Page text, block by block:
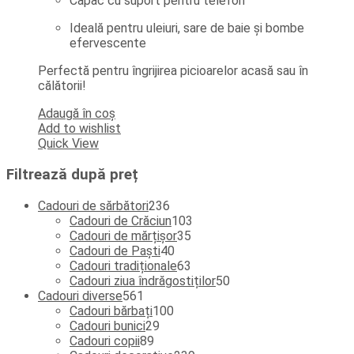
Ideală pentru uleiuri, sare de baie și bombe
efervescente
Perfectă pentru îngrijirea picioarelor acasă sau în
călătorii!
Adaugă în coș
Add to wishlist
Quick View
Filtrează după preț
Cadouri de sărbători236
de
produse
Cadouri de Crăciun103
Cadouri de mărțișor35
Cadouri de Paști40
de
produse
Cadouri tradiționale63
de
Cadouri ziua îndrăgostiților50
Cadouri diverse561
de
produse
Cadouri bărbați100
Cadouri bunici29
Cadouri copii89